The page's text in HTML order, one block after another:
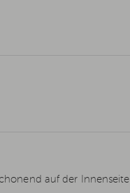
auf der Innenseite.